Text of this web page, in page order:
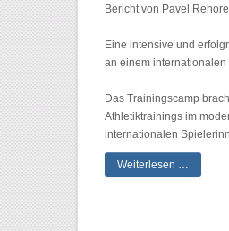
Bericht von Pavel
Eine intensive und
an einem
Das Trainingscamp
Athletiktrainings im
internationalen
Weiterlesen …